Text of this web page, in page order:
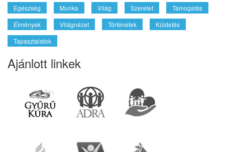
Egészség
Munka Világ Szeretet
Támogatás
Élmények
Világnézet Történetek
Küldetés
Tapasztalatok
Ajánlott linkek